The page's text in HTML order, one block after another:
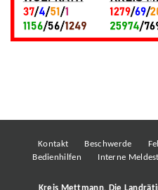
Kontakt Beschwerde
Bedienhilfen
Interne
Kreis Mettmann, Die